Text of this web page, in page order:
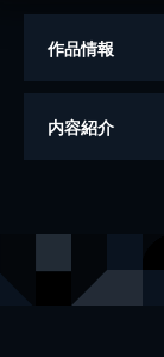
作品情報
著者
さ
内容紹介